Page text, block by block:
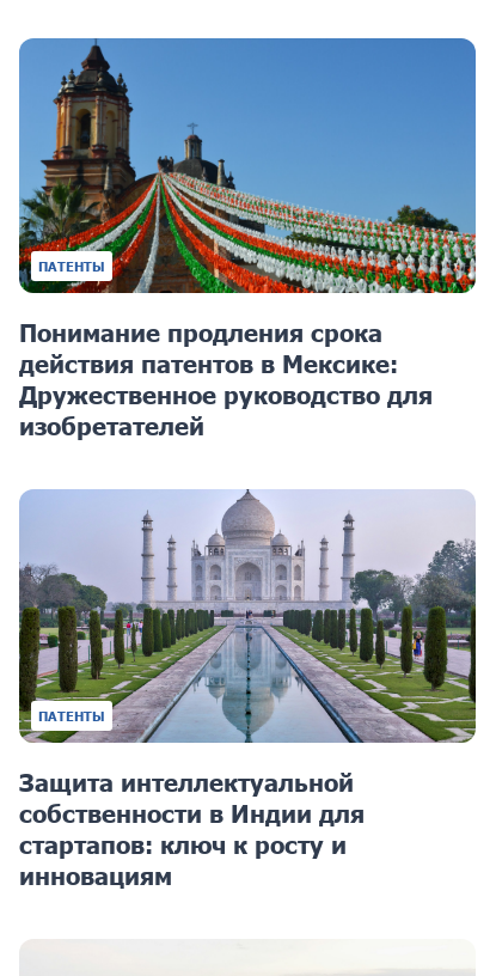
ПАТЕНТЫ
Понимание продления срока
действия патентов в Мексике:
Дружественное руководство для
изобретателей
ПАТЕНТЫ
Защита интеллектуальной
собственности в Индии для
стартапов: ключ к росту и
инновациям